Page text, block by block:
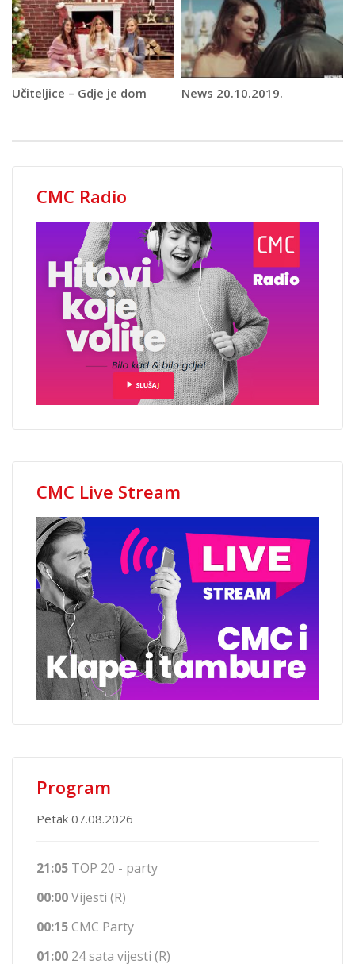
Učiteljice – Gdje je dom News 20.10.2019.
CMC Radio
CMC Live Stream
Program
Petak 07.08.2026
21:05 TOP 20 - party
00:00Vijesti (R)
00:15CMC Party
01:00 24 sata vijesti (R)